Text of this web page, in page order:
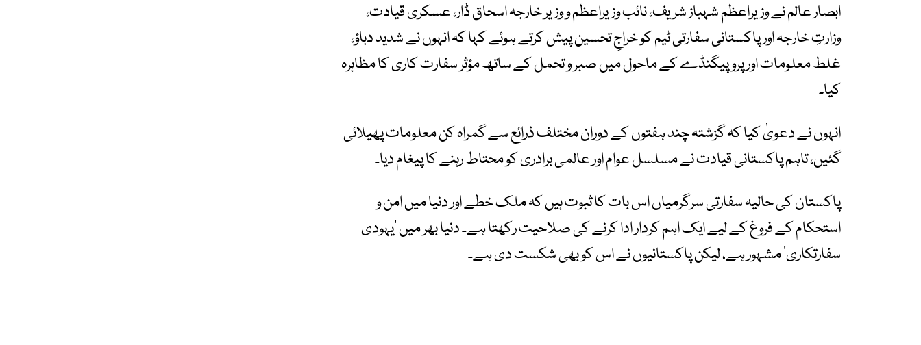
ابصار عالم نے وزیراعظم شہباز شریف، نائب وزیراعظم و وزیر خارجہ اسحاق ڈار، عسکری قیادت،
وزارتِ خارجہ اور پاکستانی سفارتی ٹیم کو خراجِ تحسین پیش کرتے ہوئے کہا کہ انہوں نے شدید دباؤ،
غلط معلومات اور پروپیگنڈے کے ماحول میں صبر و تحمل کے ساتھ مؤثر سفارت کاری کا مظاہرہ
کیا۔
انہوں نے دعویٰ کیا کہ گزشتہ چند ہفتوں کے دوران مختلف ذرائع سے گمراہ کن معلومات پھیلائی
گئیں، تاہم پاکستانی قیادت نے مسلسل عوام اور عالمی برادری کو محتاط رہنے کا پیغام دیا۔
پاکستان کی حالیہ سفارتی سرگرمیاں اس بات کا ثبوت ہیں کہ ملک خطے اور دنیا میں امن و
استحکام کے فروغ کے لیے ایک اہم کردار ادا کرنے کی صلاحیت رکھتا ہے۔ دنیا بھر میں ’یہودی
سفارتکاری‘ مشہور ہے، لیکن پاکستانیوں نے اس کو بھی شکست دی ہے۔